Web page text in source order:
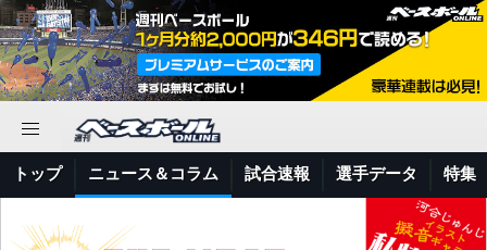
トップ ニュース＆コラム 試合速報 選手データ 特集